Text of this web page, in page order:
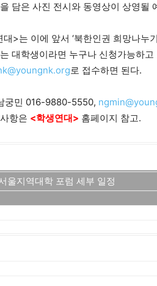
담은 사진 전시와 동영상이 상영될
대>는 이에 앞서 ‘북한인권 희망나누
대학생이라면 누구나 신청가능하
로 접수하면 된다.
궁민 016-9880-5550,
항은 <학생연대> 홈페이지 참고.
울지역대학 포럼 세부 일정